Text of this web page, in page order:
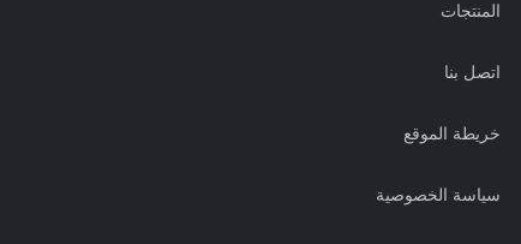
المنتجات
اتصل بنا
خريطة الموقع
سياسة الخصوصية